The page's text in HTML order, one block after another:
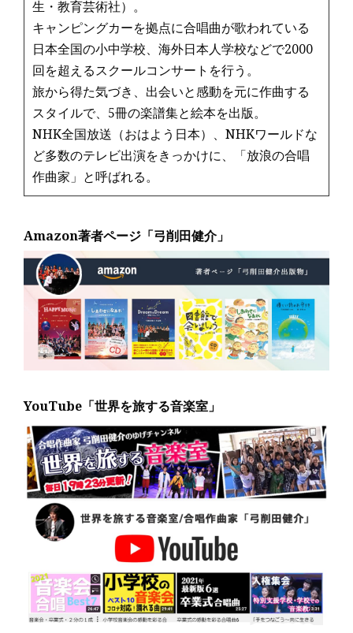
生・教育芸術社）。
キャンピングカーを拠点に合唱曲が歌われている
日本全国の小中学校、海外日本人学校などで2000
回を超えるスクールコンサートを行う。
旅から得た気づき、出会いと感動を元に作曲する
スタイルで、5冊の楽譜集と絵本を出版。
NHK全国放送（おはよう日本）、NHKワールドな
ど多数のテレビ出演をきっかけに、「放浪の合唱
作曲家」と呼ばれる。
Amazon著者ページ「弓削田健介」
YouTube「世界を旅する音楽室」